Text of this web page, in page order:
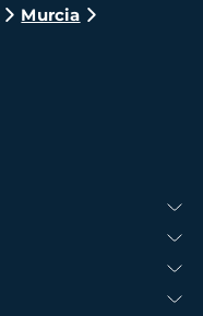
Murcia